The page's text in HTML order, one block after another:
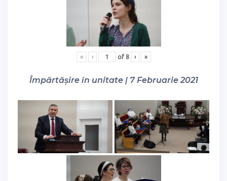
« ‹ of 8 › »
Împărtășire în unitate | 7 Februarie 2021